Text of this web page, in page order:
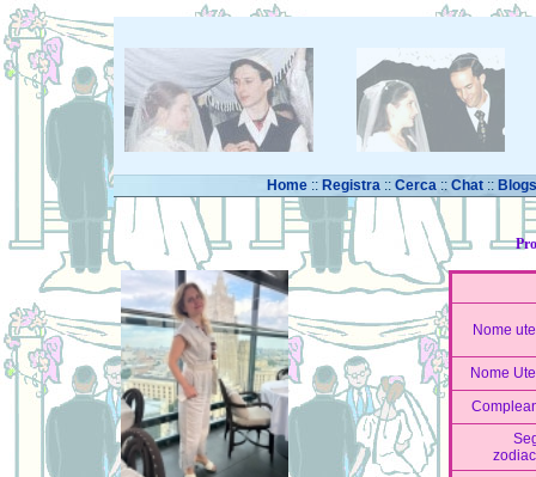
Home :: Registra:: Cerca :: Chat :: Blogs
Nome
Nome